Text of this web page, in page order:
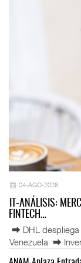
04-AGO-2026
IT-ANÁLISIS:
FINTECH…
⮕ DHL despliega
Venezuela ⮕